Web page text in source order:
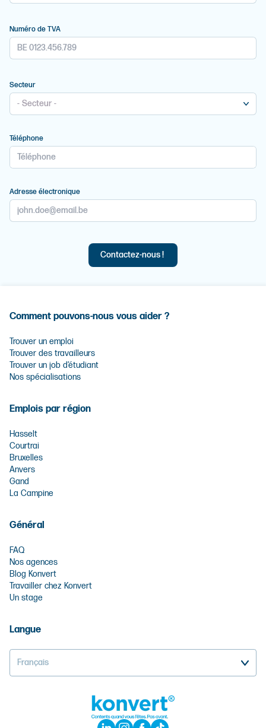
Numéro de TVA
Secteur
- Secteur -
Téléphone
Adresse électronique
Comment pouvons-nous vous aider ?
Trouver un emploi
Trouver des travailleurs
Trouver un job d’étudiant
Nos spécialisations
Emplois par région
Hasselt
Courtrai
Bruxelles
Anvers
Gand
La Campine
Général
FAQ
Nos agences
Blog Konvert
Travailler chez Konvert
Un stage
Langue
Français